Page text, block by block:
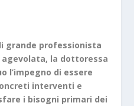
grande professionista
la dottoressa
l’impegno di essere
interventi e
i bisogni primari dei